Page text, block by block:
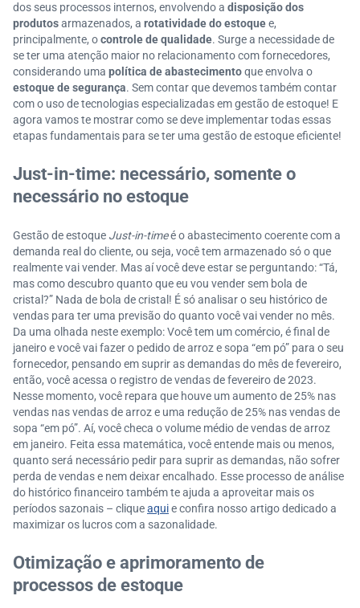
dos seus processos internos, envolvendo a disposição dos
produtosarmazenados, a rotatividade do estoquee,
principalmente, ocontrole de qualidade. Surge a necessidade de
se ter uma atenção maior no relacionamento com fornecedores,
considerando uma política de abastecimentoque envolva o
estoque de segurança. Sem contar que devemos também contar
com o uso de tecnologias especializadas em gestão de estoque! E
agora vamos te mostrar como se deve implementar todas essas
etapas fundamentais para se ter uma gestão de estoque eficiente!
Just-in-time: necessário, somente o
necessário no estoque
Gestão de estoque Just-in-timeé o abastecimento coerente com a
demanda real do cliente, ou seja, você tem armazenado só o que
realmente vai vender. Mas aí você deve estar se perguntando: “Tá,
mas como descubro quanto que eu vou vender sem bola de
cristal?” Nada de bola de cristal! É só analisar o seu histórico de
vendas para ter uma previsão do quanto você vai vender no mês.
Da uma olhada neste exemplo: Você tem um comércio, é final de
janeiro e você vai fazer o pedido de arroz e sopa “em pó” para o seu
fornecedor, pensando em suprir as demandas do mês de fevereiro,
então, você acessa o registro de vendas de fevereiro de 2023.
Nesse momento, você repara que houve um aumento de 25% nas
vendas nas vendas de arroz e uma redução de 25% nas vendas de
sopa “em pó”. Aí, você checa o volume médio de vendas de arroz
em janeiro. Feita essa matemática, você entende mais ou menos,
quanto será necessário pedir para suprir as demandas, não sofrer
perda de vendas e nem deixar encalhado. Esse processo de análise
do histórico financeiro também te ajuda a aproveitar mais os
períodos sazonais – cliqueaquie confira nosso artigo dedicado a
maximizar os lucros com a sazonalidade.
Otimização e aprimoramento de
processos de estoque